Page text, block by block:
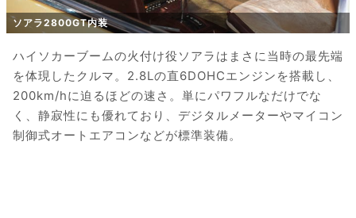
ソアラ2800GT内装
ハイソカーブームの火付け役ソアラはまさに当時の最先端
を体現したクルマ。2.8Lの直6DOHCエンジンを搭載し、
200km/hに迫るほどの速さ。単にパワフルなだけでな
く、静寂性にも優れており、デジタルメーターやマイコン
制御式オートエアコンなどが標準装備。